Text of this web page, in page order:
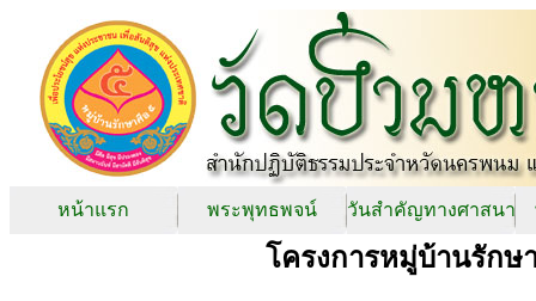
หน้าแรก พระพุทธพจน์ วันสำคัญทางศาสนา
โครงการหมู่บ้านรักษ